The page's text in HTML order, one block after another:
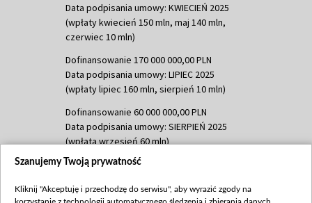
Data podpisania umowy: KWIECIEŃ 2025
(wpłaty kwiecień 150 mln, maj 140 mln,
czerwiec 10 mln)
Dofinansowanie 170 000 000,00 PLN
Data podpisania umowy: LIPIEC 2025
(wpłaty lipiec 160 mln, sierpień 10 mln)
Dofinansowanie 60 000 000,00 PLN
Data podpisania umowy: SIERPIEŃ 2025
(wpłata wrzesień 60 mln)
Dofinansowanie 635 783 051,21 PLN
(wpłata wrzesień 100 mln, październik 350
Szanujemy Twoją prywatność
Kliknij "Akceptuję i przechodzę do serwisu", aby wyrazić zgody na